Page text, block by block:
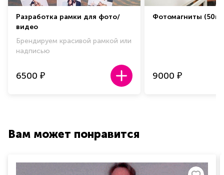
Разработка рамки для фото/
видео
Брендируем красивой рамкой или
надписью
6500 ₽
Фотомагниты
9000 ₽
Вам может понравится